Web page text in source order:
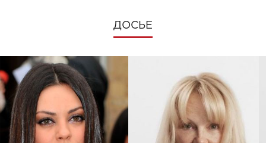
ДОСЬЕ